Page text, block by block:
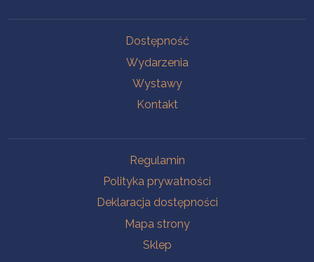
Dostępność
Wydarzenia
Wystawy
Kontakt
Regulamin
Polityka prywatności
Deklaracja dostępności
Mapa strony
Sklep